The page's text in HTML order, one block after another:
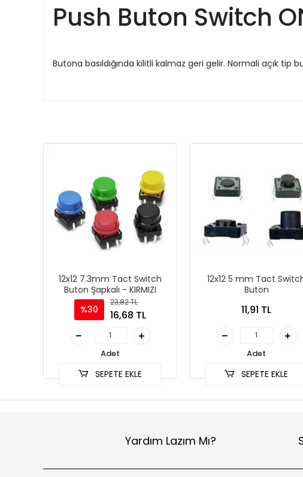
Push Buton Switch
Butona basıldığında kilitli kalmaz geri gelir. Normali açık tip
12x12 7.3mm Tact Switch
Buton Şapkalı - KIRMIZI
%30
23,82 TL
16,68 TL
Adet
SEPETE EKLE
12x12 5 mm Tact
Buton
11,91 TL
Adet
SEPETE EKLE
Yardım Lazım Mı?